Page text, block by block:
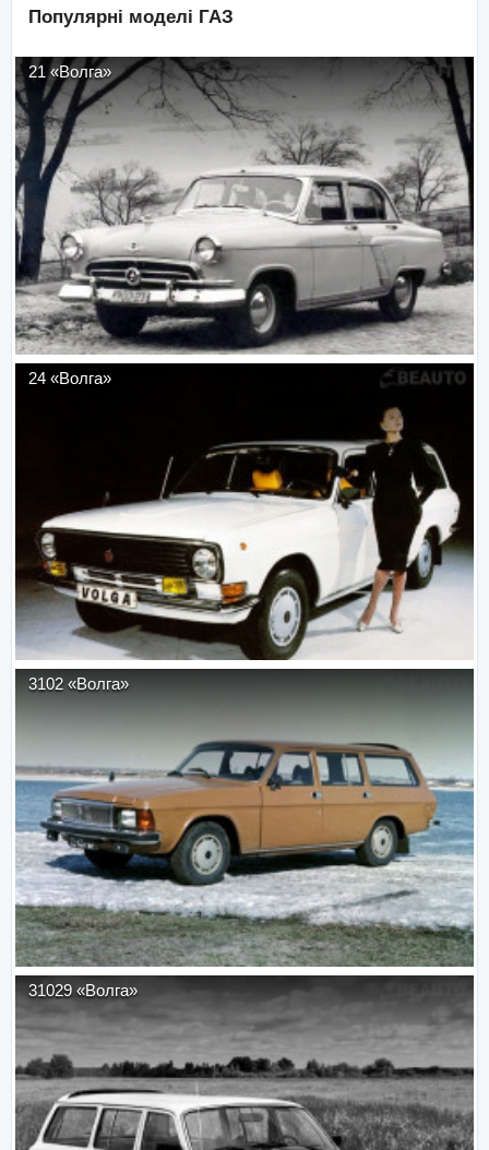
Популярні моделі ГАЗ
21 «Волга»
24 «Волга»
3102 «Волга»
31029 «Волга»